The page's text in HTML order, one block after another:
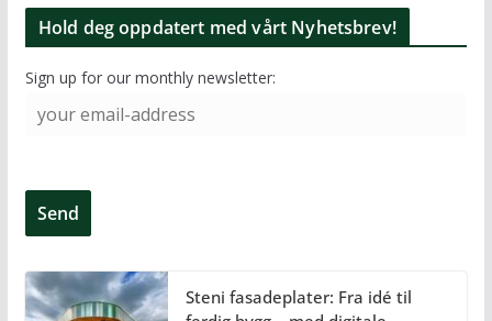
Hold deg oppdatert med vårt Nyhetsbrev!
Sign up for our monthly newsletter:
Steni fasadeplater: Fra idé til